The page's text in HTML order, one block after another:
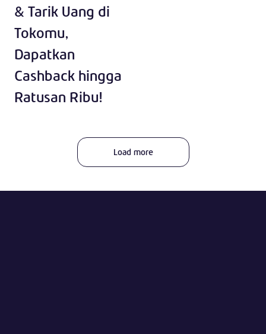
& Tarik Uang di
Tokomu,
Dapatkan
Cashback hingga
Ratusan Ribu!
Load more